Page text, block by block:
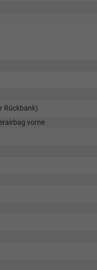
Rückbank)
vorne